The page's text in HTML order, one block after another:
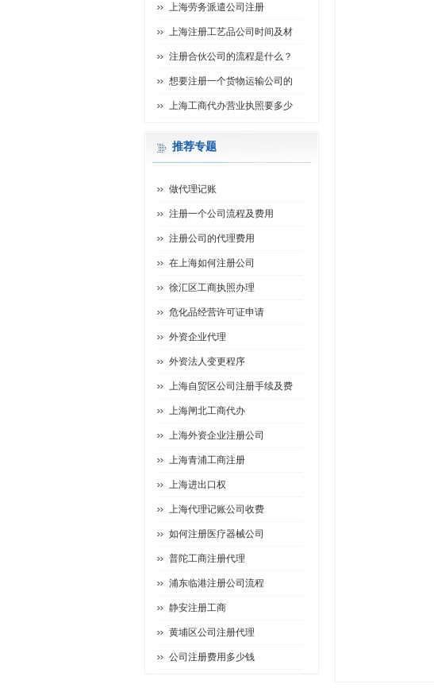
上海劳务派遣公司注册
上海注册工艺品公司时间及材
注册合伙公司的流程是什么？
想要注册一个货物运输公司的
上海工商代办营业执照要多少
推荐专题
做代理记账
注册一个公司流程及费用
注册公司的代理费用
在上海如何注册公司
徐汇区工商执照办理
危化品经营许可证申请
外资企业代理
外资法人变更程序
上海自贸区公司注册手续及费
上海闸北工商代办
上海外资企业注册公司
上海青浦工商注册
上海进出口权
上海代理记账公司收费
如何注册医疗器械公司
普陀工商注册代理
浦东临港注册公司流程
静安注册工商
黄埔区公司注册代理
公司注册费用多少钱